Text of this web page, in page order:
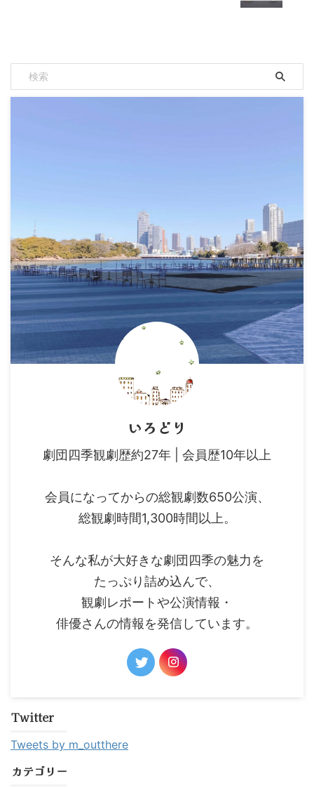
いろどり
劇団四季観劇歴約27年 | 会員歴10年以上
会員になってからの総観劇数650公演、
総観劇時間1,300時間以上。
そんな私が大好きな劇団四季の魅力を
たっぷり詰め込んで、
観劇レポートや公演情報・
俳優さんの情報を発信しています。
Twitter
Tweets by m_outthere
カテゴリー